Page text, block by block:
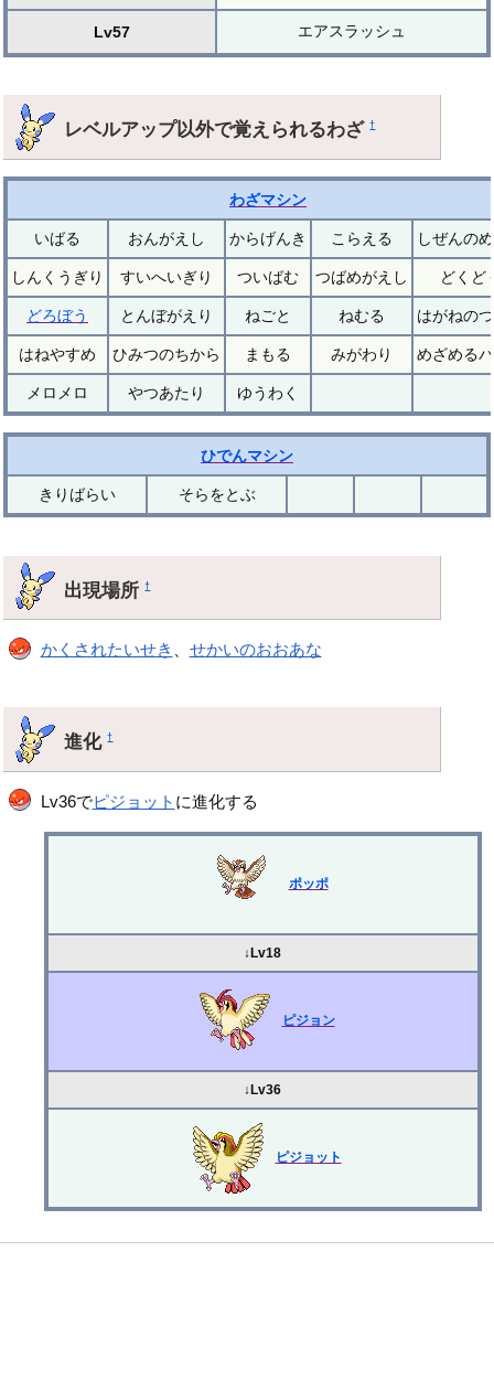
Lv57 エアスラッシュ
レベルアップ以外で覚えられるわざ†
わざマシン
いばる おんがえし からげんき こらえる しぜんの
しんくうぎり すいへいぎり ついばむ つばめがえし どくど
どろぼう とんぼがえり ねごと ねむる はがねの
はねやすめ ひみつのちから まもる みがわり めざめる
メロメロ やつあたり ゆうわく
ひでんマシン
きりばらい そらをとぶ
出現場所†
かくされたいせき せかいのおおあな
進化†
Lv36でピジョット に進化する
ポッポ
↓Lv18
ピジョン
↓Lv36
ピジョット